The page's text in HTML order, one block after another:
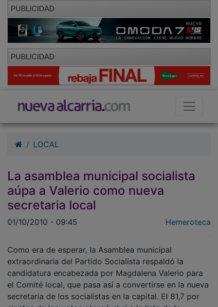
PUBLICIDAD
PUBLICIDAD
La asamblea municipal socialista
aúpa a Valerio como nueva
secretaria local
extraordinaria del Partido Socialista respaldó la
candidatura encabezada por Magdalena Valerio para
el Comité local, que pasa así a convertirse en la nueva
secretaria de los socialistas en la capital. El 81,7 por
cientos de los votos otorgó el sí a la lista de la